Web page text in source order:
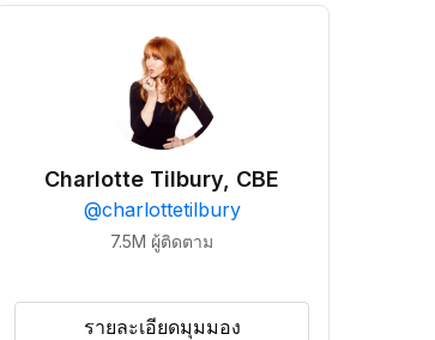
Charlotte Tilbury, CBE
@charlottetilbury
7.5M ผู้ติดตาม
รายละเอียดมุมมอง